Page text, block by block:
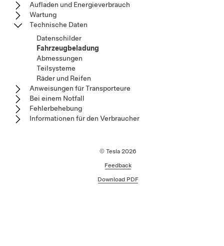
Aufladen und Energieverbrauch
Wartung
Technische Daten
Datenschilder
Fahrzeugbeladung
Abmessungen
Teilsysteme
Räder und Reifen
Anweisungen für Transporteure
Bei einem Notfall
Fehlerbehebung
Informationen für den Verbraucher
© Tesla 2026
Feedback
Download PDF